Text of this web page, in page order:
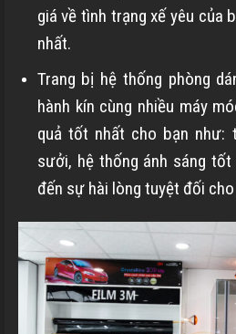
giá về tình trạng xế yêu của
nhất.
Trang bị hệ thống phòng
hành kín cùng nhiều máy
quả tốt nhất cho bạn như:
sưởi, hệ thống ánh sáng tốt
đến sự hài lòng tuyệt đối